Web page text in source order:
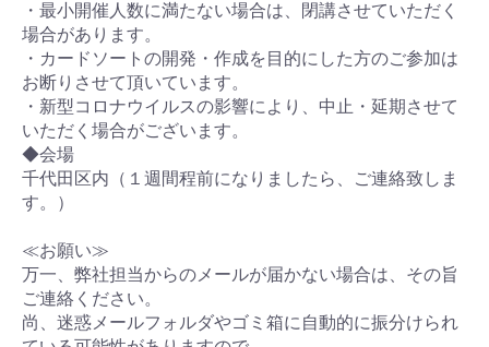
・最小開催人数に満たない場合は、閉講させていただく
場合があります。
・カードソートの開発・作成を目的にした方のご参加は
お断りさせて頂いています。
・新型コロナウイルスの影響により、中止・延期させて
いただく場合がございます。
◆会場
千代田区内（１週間程前になりましたら、ご連絡致しま
す。）
≪お願い≫
万一、弊社担当からのメールが届かない場合は、その旨
ご連絡ください。
尚、迷惑メールフォルダやゴミ箱に自動的に振分けられ